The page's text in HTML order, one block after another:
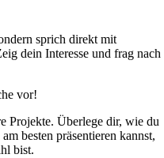
sprich direkt mit
dein Interesse und frag nach
vor!
Projekte. Überlege dir, wie du
besten präsentieren kannst,
bist.